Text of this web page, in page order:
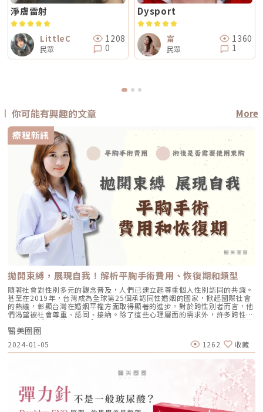
淨膚雷射
LittleC
民眾
1208
0
Dysport
甯
民眾
1360
1
你可能有興趣的文章
More
療程新訊
拋開束縛，展現自我！解析平胸手術費用、恢復期和類型
隨著社會對性別多元的觀念普及，人們已建立起尊重個人性別認同的共識。
甚至在2019年，台灣成為全球第25個承認同性婚姻的國家，掀起國際社會
的熱議，彰顯台灣在婚姻平權方面取得顯著的進步。對於跨性別者而言，他
們渴望被社會尊重、認同、接納。除了這些心理層面的需求外，許多跨性別
者也期望透過調整身體外觀，實現更貼近內在認同的外貌。胸型的改變往往
是跨性別男性在自我認同後追求的首要目標。透過進行平胸手術，他們能夠
擺脫胸部束縛，減輕身體負擔，改善日常生活的種種不便，不僅讓他們重拾
自信，更能邁向美好而充實的第二種人生。小編整理出平胸手術類型、平胸
手術費用、恢復期，讓想了解平胸手術的讀者能有進一步的認知。選擇平胸
手術的動機與原因施作平胸手術的族群，主要是有部分女性對自己第二性徵
不滿意，以及嚴重患有男性女乳症的患者。透過手術，他們能夠擺脫胸部帶
來的負擔，或解放自己免受束胸的拘束，同時期望能夠更貼合內在的自我，
跳脫生理和心理的限制。 多元性別認同：尋求重回自我、擺脫身體束縛 長
期穿束胸的問題：悶熱不適、穿著困擾、胸部變形等風險 生活中的困擾：
胸部負擔及壓迫感影響運動或生活的不便 穿搭限制：限制穿衣款式，擔心
醫美圈圈
2024-01-05 1262 收藏